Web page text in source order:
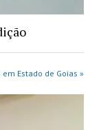
em Estado de Goias »